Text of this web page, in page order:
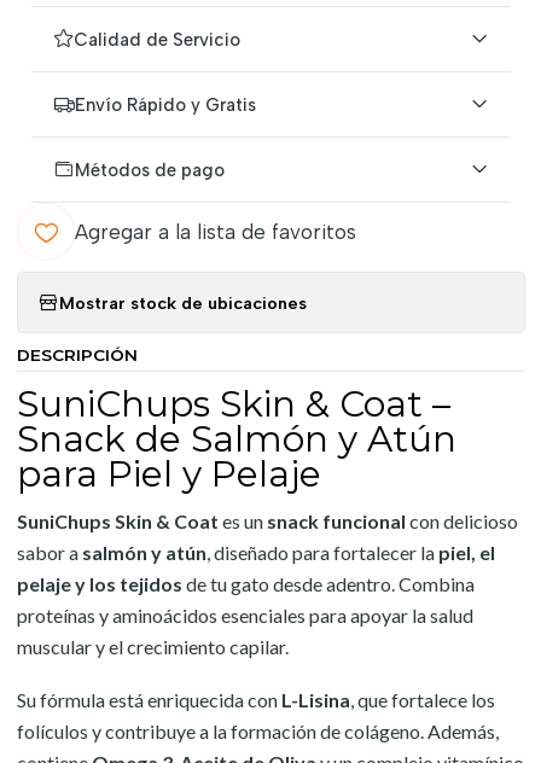
Calidad de Servicio
Envío Rápido y Gratis
Métodos de pago
Agregar a la lista de favoritos
Mostrar stock de ubicaciones
DESCRIPCIÓN
SuniChups Skin & Coat –
Snack de Salmón y Atún
para Piel y Pelaje
SuniChups Skin & Coat es un snack funcional con delicioso
sabor a salmón y atún, diseñado para fortalecer la piel, el
pelaje y los tejidos de tu gato desde adentro. Combina
proteínas y aminoácidos esenciales para apoyar la salud
muscular y el crecimiento capilar.
Su fórmula está enriquecida con L-Lisina, que fortalece los
folículos y contribuye a la formación de colágeno. Además,